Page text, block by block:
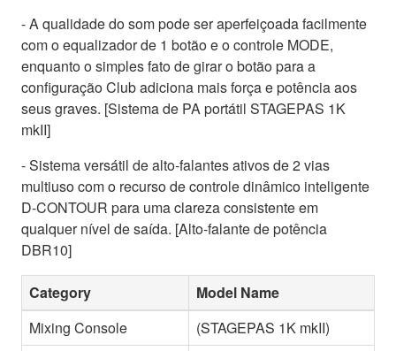
- A qualidade do som pode ser aperfeiçoada facilmente
com o equalizador de 1 botão e o controle MODE,
enquanto o simples fato de girar o botão para a
configuração Club adiciona mais força e potência aos
seus graves. [Sistema de PA portátil STAGEPAS 1K
mkII]
- Sistema versátil de alto-falantes ativos de 2 vias
multiuso com o recurso de controle dinâmico inteligente
D-CONTOUR para uma clareza consistente em
qualquer nível de saída. [Alto-falante de potência
DBR10]
Category
Model Name
Mixing Console
(STAGEPAS 1K mkII)